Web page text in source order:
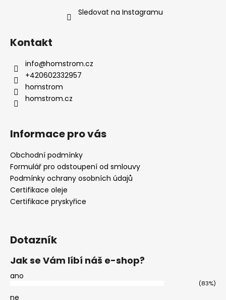
Sledovat na Instagramu
Kontakt
info@homstrom.cz
+420602332957
homstrom
homstrom.cz
Informace pro vás
Obchodní podmínky
Formulář pro odstoupení od smlouvy
Podmínky ochrany osobních údajů
Certifikace oleje
Certifikace pryskyřice
Dotazník
Jak se Vám líbí náš e-shop?
ano
(83%)
ne